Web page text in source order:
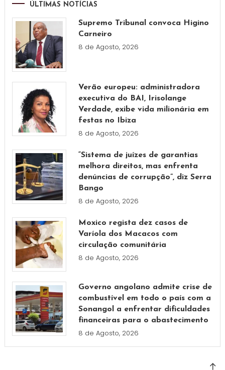
ÚLTIMAS NOTÍCIAS
Supremo Tribunal convoca Higino
Carneiro
8 de Agosto, 2026
Verão europeu: administradora
executiva do BAI, Irisolange
Verdade, exibe vida milionária em
festas no Ibiza
8 de Agosto, 2026
“Sistema de juízes de garantias
melhora direitos, mas enfrenta
denúncias de corrupção”, diz Serra
Bango
8 de Agosto, 2026
Moxico regista dez casos de
Varíola dos Macacos com
circulação comunitária
8 de Agosto, 2026
Governo angolano admite crise de
combustível em todo o país com a
Sonangol a enfrentar dificuldades
financeiras para o abastecimento
8 de Agosto, 2026